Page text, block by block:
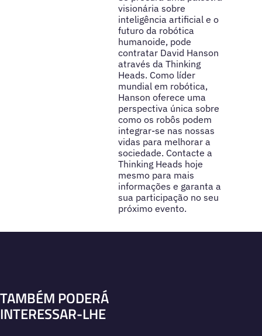
visionária sobre
inteligência artificial e o
futuro da robótica
humanoide, pode
contratar David Hanson
através da Thinking
Heads. Como líder
mundial em robótica,
Hanson oferece uma
perspectiva única sobre
como os robôs podem
integrar-se nas nossas
vidas para melhorar a
sociedade. Contacte a
Thinking Heads hoje
mesmo para mais
informações e garanta a
sua participação no seu
próximo evento.
TAMBÉM PODERÁ
INTERESSAR-LHE